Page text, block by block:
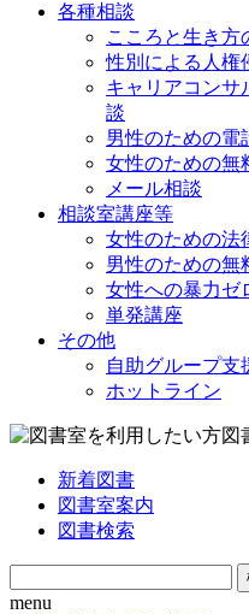
各種相談
こころと生き方
性別による人権
キャリアコンサ
談
男性のための電
女性のための無
メール相談
相談室講座等
女性のための法
男性のための無
女性への暴力ゼ
単発講座
その他
自助グループ支
ホットライン
図
新着図書
図書室案内
図書検索
Search
for:
menu